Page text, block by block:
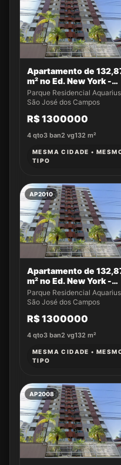
Apartamento de
m² no Ed. New York -
Apto 43
Parque Residencial
São José dos Campos
R$ 1300000
4 qto3 ban2 vg132 m²
MESMA CIDADE •
TIPO
AP2010
Apartamento de
m² no Ed. New York -
Apto 22
Parque Residencial
São José dos Campos
R$ 1300000
4 qto3 ban2 vg132 m²
MESMA CIDADE •
TIPO
AP2008